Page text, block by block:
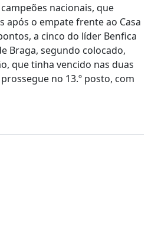
nacionais, que
após o empate frente ao Casa
a cinco do líder Benfica
Braga, segundo colocado,
que tinha vencido nas duas
no 13.º posto, com